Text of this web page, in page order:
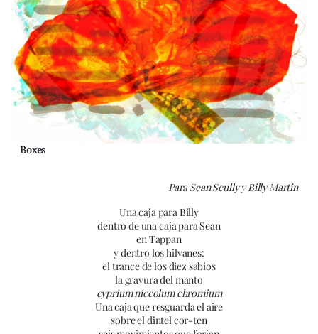
Boxes
Para Sean Scully y Billy Martin
Una caja para Billy
dentro de una caja para Sean
en Tappan
y dentro los hilvanes:
el trance de los diez sabios
la gravura del manto
cyprium niccolum chromium
Una caja que resguarda el aire
sobre el dintel cor-ten